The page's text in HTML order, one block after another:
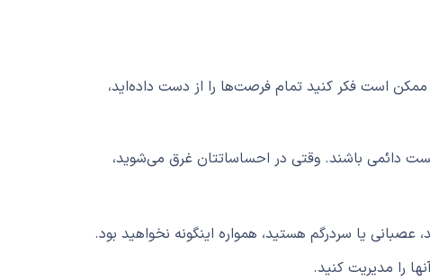
است فکر کنید تمام فرصت‌ها را از دست داده‌اید،
دائمی باشند. وقتی در احساساتتان غرق می‌شوید،
یا سردرگم هستید، همواره اینگونه نخواهید بود.
را مدیریت کنید.